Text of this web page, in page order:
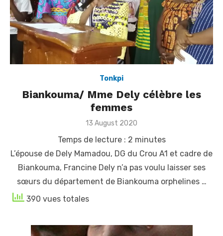
Tonkpi
Biankouma/ Mme Dely célèbre les
femmes
Posted
13 August 2020
Temps de lecture : 2 minutes
L’épouse de Dely Mamadou, DG du Crou A1 et cadre de
Biankouma, Francine Dely n’a pas voulu laisser ses
sœurs du département de Biankouma orphelines …
390 vues totales